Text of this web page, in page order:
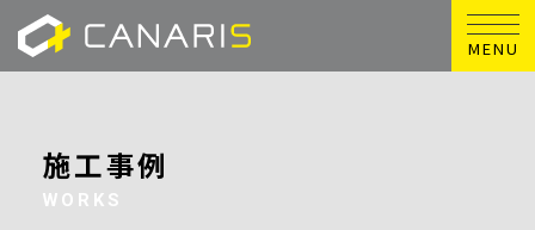
MENU
施工事例
WORKS